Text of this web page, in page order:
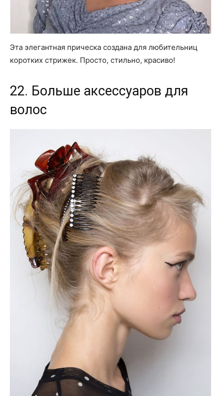
Эта элегантная прическа создана для любительниц
коротких стрижек. Просто, стильно, красиво!
22. Больше аксессуаров для
волос